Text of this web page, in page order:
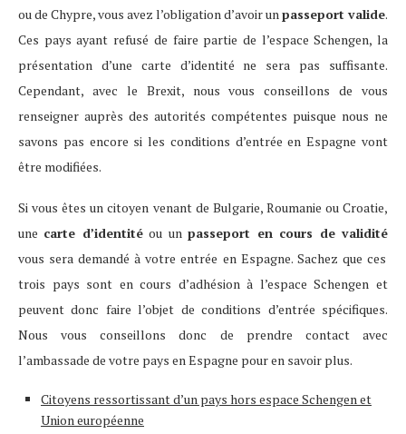
ou de Chypre, vous avez l’obligation d’avoir un passeport valide.
Ces pays ayant refusé de faire partie de l’espace Schengen, la
présentation d’une carte d’identité ne sera pas suffisante.
Cependant, avec le Brexit, nous vous conseillons de vous
renseigner auprès des autorités compétentes puisque nous ne
savons pas encore si les conditions d’entrée en Espagne vont
être modifiées.
Si vous êtes un citoyen venant de Bulgarie, Roumanie ou Croatie,
une carte d’identitéou unpasseport en cours de validité
vous sera demandé à votre entrée en Espagne. Sachez que ces
trois pays sont en cours d’adhésion à l’espace Schengen et
peuvent donc faire l’objet de conditions d’entrée spécifiques.
Nous vous conseillons donc de prendre contact avec
l’ambassade de votre pays en Espagne pour en savoir plus.
Citoyens ressortissant d’un pays hors espace Schengen et
Union européenne